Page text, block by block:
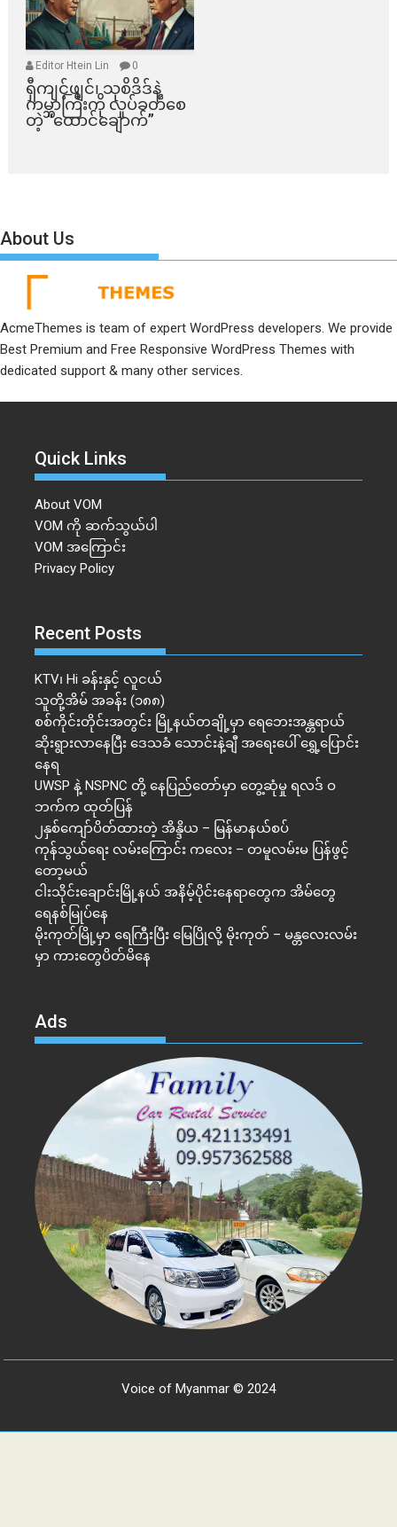
Editor Htein Lin 0
ရှီကျင့်ဖျင်၊ သုစိဒိဒ်နဲ့
ကမ္ဘာကြီးကို လှုပ်ခတ်စေ
တဲ့ “ထောင်ချောက်”
About Us
AcmeThemes is team of expert WordPress developers. We provide
Best Premium and Free Responsive WordPress Themes with
dedicated support & many other services.
Quick Links
About VOM
VOM ကို ဆက်သွယ်ပါ
VOM အကြောင်း
Privacy Policy
Recent Posts
KTV၊ Hi ခန်းနှင့် လူငယ်
သူတို့အိမ် အခန်း (၁၈၈)
စစ်ကိုင်းတိုင်းအတွင်း မြို့နယ်တချို့မှာ ရေဘေးအန္တရာယ်
ဆိုးရွားလာနေပြီး ဒေသခံ သောင်းနဲ့ချီ အရေးပေါ် ရွှေ့ပြောင်း
နေရ
UWSP နဲ့ NSPNC တို့ နေပြည်တော်မှာ တွေ့ဆုံမှု ရလဒ် ဝ
ဘက်က ထုတ်ပြန်
၂နှစ်​ကျော်ပိတ်ထားတဲ့ အိန္ဒိယ – မြန်မာနယ်စပ်
ကုန်သွယ်ရေး လမ်းကြောင်း ကလေး – တမူလမ်းမ ပြန်ဖွင့်
တော့မယ်
ငါးသိုင်းချောင်းမြို့နယ် အနိမ့်ပိုင်းနေရာတွေက အိမ်​တွေ
ရေနစ်မြုပ်နေ
မိုးကုတ်မြို့မှာ ရေကြီးပြီး မြေပြိုလို့ မိုးကုတ် – မန္တလေးလမ်း
မှာ ကားတွေပိတ်မိနေ
Ads
Voice of Myanmar © 2024